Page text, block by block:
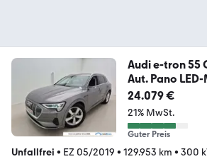
Audi e-tron 55
Aut. Pano
24.079 €
21% MwSt.
Guter Preis
Unfallfrei • EZ 05/2019 • 129.953 km • 300